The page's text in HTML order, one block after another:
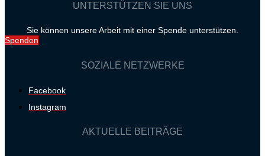
UNTERSTÜTZEN SIE UNS
Sie können unsere Arbeit mit einer Spende unterstützen.
Spenden
SOZIALE NETZWERKE
Facebook
Instagram
AKTUELLE BEITRÄGE